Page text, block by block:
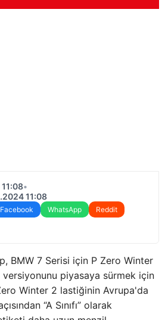
•
11:08
Facebook WhatsApp
Reddit
BMW 7 Serisi için P Zero Winter
piyasaya sürmek için
Winter 2 lastiğinin Avrupa'da
“A Sınıfı” olarak